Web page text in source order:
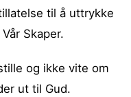
til å uttrykke
Skaper.
og ikke vite om
ut til Gud.